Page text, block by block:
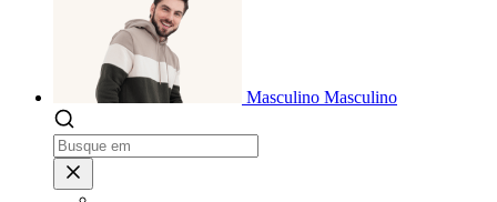
Masculino Masculino